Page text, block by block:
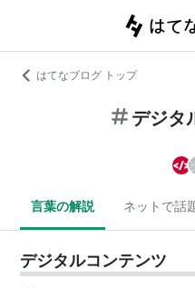
はてなブログ トップ
デジタ
言葉の解説 ネットで話
デジタルコンテンツ